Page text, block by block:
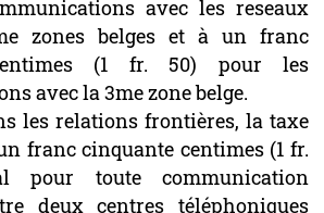
avec les reseaux
zonesbelges et à un franc
(1 fr. 50) pour les
avecla3mezonebelge.
les relations frontières, la taxe
franccinquante centimes (1 fr.
pour toutecommunication
deuxcentres téléphoniques